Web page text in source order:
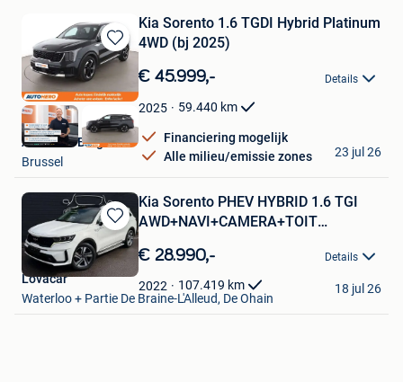
Bewaren
in
Favorieten
Kia Sorento 1.6 TGDI Hybrid Platinum
4WD (bj 2025)
€ 45.999,- Details
2025 59.440 km
Financiering mogelijk
Alle milieu/emissie zones
Autohero België
Brussel
23 jul 26
Bewaren
in
Mijn
Favorieten
Kia Sorento PHEV HYBRID 1.6 TGI
AWD+NAVI+CAMERA+TOIT
€ 28.990,- Details
2022 107.419 km
Lovacar
Waterloo + Partie De Braine-L'Alleud, De Ohain
18 jul 26